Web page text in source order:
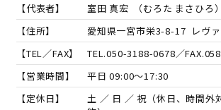
【代表者】 室田 真宏 （むろた まさひろ）
【住所】
愛知県一宮市栄3-8-17 レヴ
【TEL／FAX】
TEL.050-3188-0678／FAX.
【営業時間】
平日 09:00～17:30
【定休日】
土 ／ 日 ／ 祝（休日、時間外